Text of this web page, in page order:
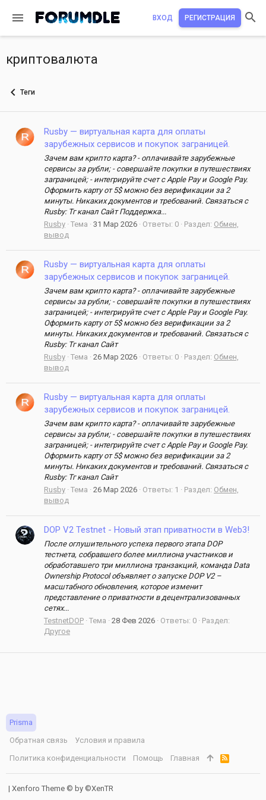
ВХОД РЕГИСТРАЦИЯ
криптовалюта
Теги
Rusby — виртуальная карта для оплаты
зарубежных сервисов и покупок заграницей.
Зачем вам крипто карта? - оплачивайте зарубежные
сервисы за рубли; - совершайте покупки в путешествиях
заграницей; - интегрируйте счет с Apple Pay и Google Pay.
Оформить карту от 5$ можно без верификации за 2
минуты. Никаких документов и требований. Связаться с
Rusby: Тг канал Сайт Поддержка...
Rusby Тема 31 Мар 2026 Ответы: 0 Раздел: Обмен,
вывод
Rusby — виртуальная карта для оплаты
зарубежных сервисов и покупок заграницей.
Зачем вам крипто карта? - оплачивайте зарубежные
сервисы за рубли; - совершайте покупки в путешествиях
заграницей; - интегрируйте счет с Apple Pay и Google Pay.
Оформить карту от 5$ можно без верификации за 2
минуты. Никаких документов и требований. Связаться с
Rusby: Тг канал Сайт
Rusby Тема 26 Мар 2026 Ответы: 0 Раздел: Обмен,
вывод
Rusby — виртуальная карта для оплаты
зарубежных сервисов и покупок заграницей.
Зачем вам крипто карта? - оплачивайте зарубежные
сервисы за рубли; - совершайте покупки в путешествиях
заграницей; - интегрируйте счет с Apple Pay и Google Pay.
Оформить карту от 5$ можно без верификации за 2
минуты. Никаких документов и требований. Связаться с
Rusby: Тг канал Сайт
Rusby Тема 26 Мар 2026 Ответы: 1 Раздел: Обмен,
вывод
DOP V2 Testnet - Новый этап приватности в Web3!
После оглушительного успеха первого этапа DOP
тестнета, собравшего более миллиона участников и
обработавшего три миллиона транзакций, команда Data
Ownership Protocol объявляет о запуске DOP V2 –
масштабного обновления, которое изменит
представление о приватности в децентрализованных
сетях...
TestnetDOP Тема 28 Фев 2026 Ответы: 0
Раздел:
Другое
Prisma
Обратная связь
Условия и правила
Политика конфиденциальности
Помощь Главная
R
S
S
| Xenforo Theme © by ©XenTR